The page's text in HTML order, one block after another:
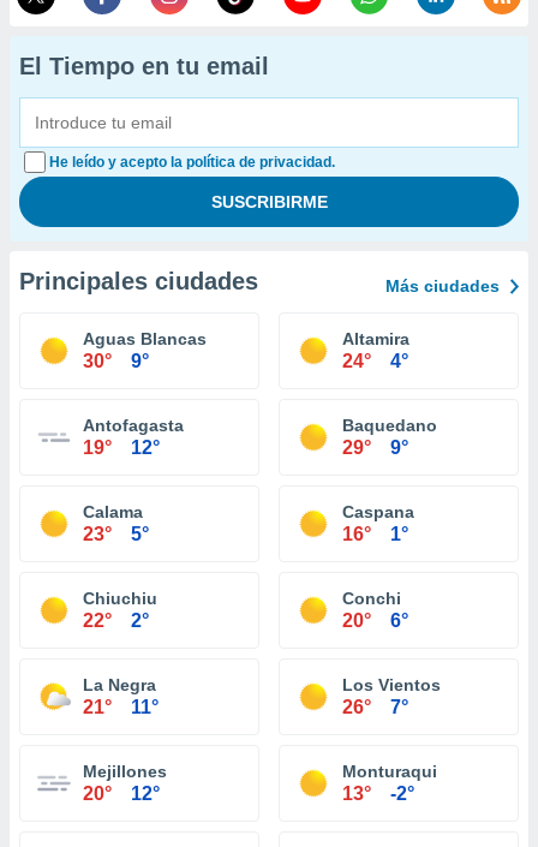
El Tiempo en tu email
He leído y acepto la política de privacidad.
Principales ciudades Más ciudades
Aguas Blancas
30° 9°
Altamira
24° 4°
Antofagasta
19° 12°
Baquedano
29° 9°
Calama
23° 5°
Caspana
16° 1°
Chiuchiu
22° 2°
Conchi
20° 6°
La Negra
21° 11°
Los Vientos
26° 7°
Mejillones
20° 12°
Monturaqui
13° -2°